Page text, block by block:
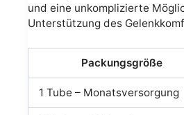
und eine unkomplizierte
Unterstützung des
Packungsgröße
1 Tube – Monatsversorgung